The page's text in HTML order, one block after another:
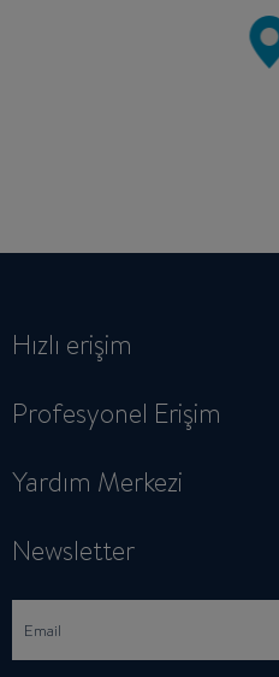
Hızlı erişim
Profesyonel Erişim
Yardım Merkezi
Newsletter